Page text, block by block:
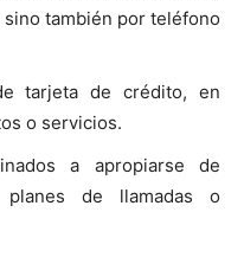
también por teléfono
tarjeta de crédito, en
o servicios.
a apropiarse de
de llamadas o